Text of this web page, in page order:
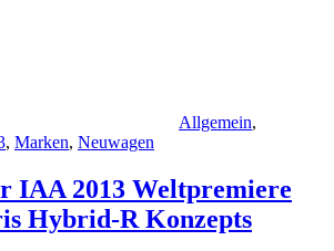
Allgemein,
, Marken, Neuwagen
IAA 2013 Weltpremiere
Hybrid-R Konzepts